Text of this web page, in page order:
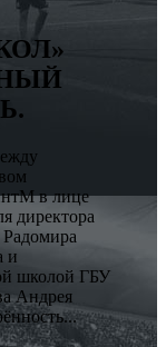
в лице
директора
и
школой ГБУ
Андрея